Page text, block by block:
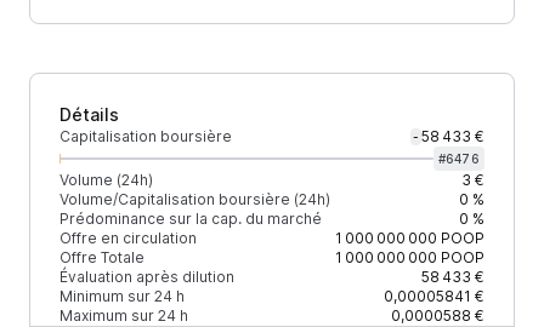
Détails
Capitalisation boursière - 58 433 €
#6476
Volume (24h)
3 €
Volume/Capitalisation boursière (24h)
0 %
Prédominance sur la cap. du marché
0 %
Offre en circulation
1 000 000 000 POOP
Offre Totale
1 000 000 000 POOP
Évaluation après dilution
58 433 €
Minimum sur 24 h
0,00005841 €
Maximum sur 24 h
0,0000588 €